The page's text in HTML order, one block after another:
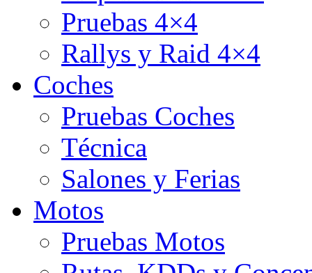
Pruebas 4×4
Rallys y Raid 4×4
Coches
Pruebas Coches
Técnica
Salones y Ferias
Motos
Pruebas Motos